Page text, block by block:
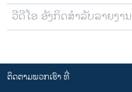
ວີດີໂອ ອັງກິດສຳລັບລາຍງານ
ຕິດຕາມພວກເຮົາ ທີ່